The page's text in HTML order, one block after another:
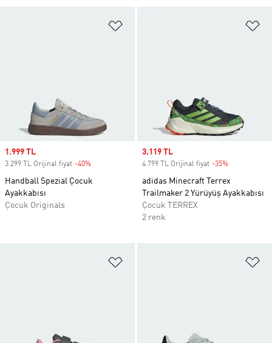
Sale price
1.999 TL
3.299 TL Orijinal fiyat -40%
Handball Spezial Çocuk
Ayakkabısı
Çocuk Originals
Sale price
3.119 TL
4.799 TL Orijinal fiyat -35%
adidas Minecraft Terrex
Trailmaker 2 Yürüyüş Ayakkabısı
Çocuk TERREX
2 renk